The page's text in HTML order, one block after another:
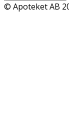
© Apoteket AB